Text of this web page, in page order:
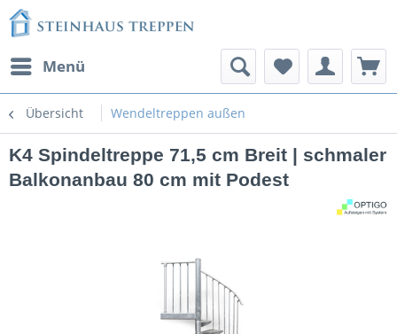
Menü
Übersicht Wendeltreppen außen
K4 Spindeltreppe 71,5 cm Breit | schmaler
Balkonanbau 80 cm mit Podest